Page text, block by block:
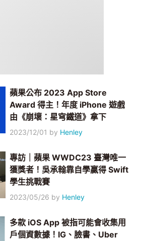
蘋果公布 2023 App Store
Award 得主！年度 iPhone 遊戲
由《崩壞：星穹鐵道》拿下
2023/12/01 by Henley
專訪｜蘋果 WWDC23 臺灣唯一
獲獎者！吳承翰靠自學贏得 Swift
學生挑戰賽
2023/05/26 by Henley
多款 iOS App 被指可能會收集用
戶個資數據！IG、臉書、Uber